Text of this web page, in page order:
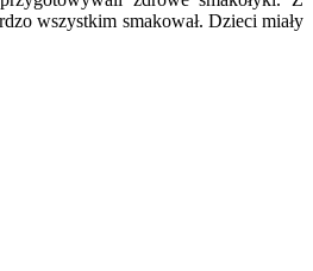
wszystkim smakował. Dzieci miały